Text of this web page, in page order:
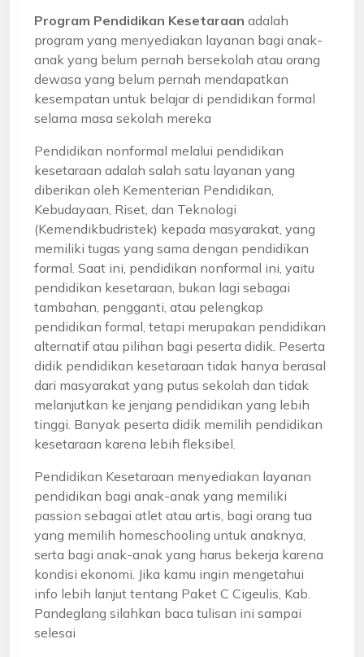
Program Pendidikan Kesetaraan adalah
program yang menyediakan layanan bagi anak-
anak yang belum pernah bersekolah atau orang
dewasa yang belum pernah mendapatkan
kesempatan untuk belajar di pendidikan formal
selama masa sekolah mereka
Pendidikan nonformal melalui pendidikan
kesetaraan adalah salah satu layanan yang
diberikan oleh Kementerian Pendidikan,
Kebudayaan, Riset, dan Teknologi
(Kemendikbudristek) kepada masyarakat, yang
memiliki tugas yang sama dengan pendidikan
formal. Saat ini, pendidikan nonformal ini, yaitu
pendidikan kesetaraan, bukan lagi sebagai
tambahan, pengganti, atau pelengkap
pendidikan formal, tetapi merupakan pendidikan
alternatif atau pilihan bagi peserta didik. Peserta
didik pendidikan kesetaraan tidak hanya berasal
dari masyarakat yang putus sekolah dan tidak
melanjutkan ke jenjang pendidikan yang lebih
tinggi. Banyak peserta didik memilih pendidikan
kesetaraan karena lebih fleksibel.
Pendidikan Kesetaraan menyediakan layanan
pendidikan bagi anak-anak yang memiliki
passion sebagai atlet atau artis, bagi orang tua
yang memilih homeschooling untuk anaknya,
serta bagi anak-anak yang harus bekerja karena
kondisi ekonomi. Jika kamu ingin mengetahui
info lebih lanjut tentang Paket C Cigeulis, Kab.
Pandeglang silahkan baca tulisan ini sampai
selesai